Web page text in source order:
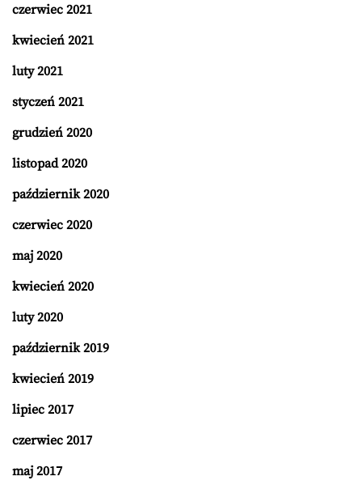
czerwiec 2021
kwiecień 2021
luty 2021
styczeń 2021
grudzień 2020
listopad 2020
październik 2020
czerwiec 2020
maj 2020
kwiecień 2020
luty 2020
październik 2019
kwiecień 2019
lipiec 2017
czerwiec 2017
maj 2017